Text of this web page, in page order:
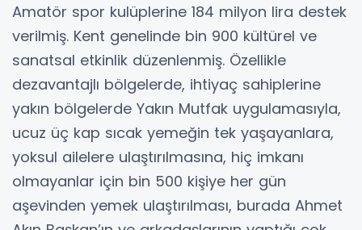
Amatör spor kulüplerine 184 milyon lira destek
verilmiş. Kent genelinde bin 900 kültürel ve
sanatsal etkinlik düzenlenmiş. Özellikle
dezavantajlı bölgelerde, ihtiyaç sahiplerine
yakın bölgelerde Yakın Mutfak uygulamasıyla,
ucuz üç kap sıcak yemeğin tek yaşayanlara,
yoksul ailelere ulaştırılmasına, hiç imkanı
olmayanlar için bin 500 kişiye her gün
aşevinden yemek ulaştırılması, burada Ahmet